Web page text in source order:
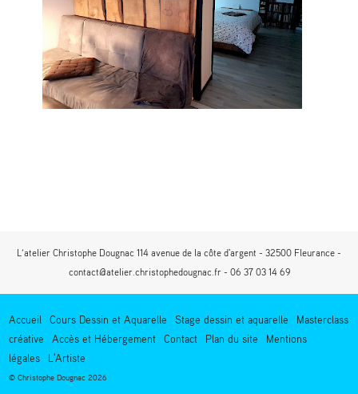
L’atelier Christophe Dougnac 114 avenue de la côte d'argent - 32500 Fleurance -
contact@atelier.christophedougnac.fr - 06 37 03 14 69
Accueil Cours Dessin et Aquarelle Stage dessin et aquarelle
Masterclass
créative
Accès et Hébergement Contact Plan du site
Mentions
légales
L'Artiste
© Christophe Dougnac 2026